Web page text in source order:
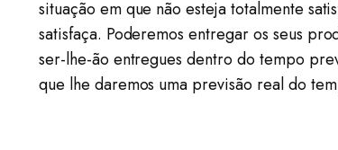
situação em que não esteja totalmente
satisfaça. Poderemos entregar os seus
ser-lhe-ão entregues dentro do tempo
que lhe daremos uma previsão real do